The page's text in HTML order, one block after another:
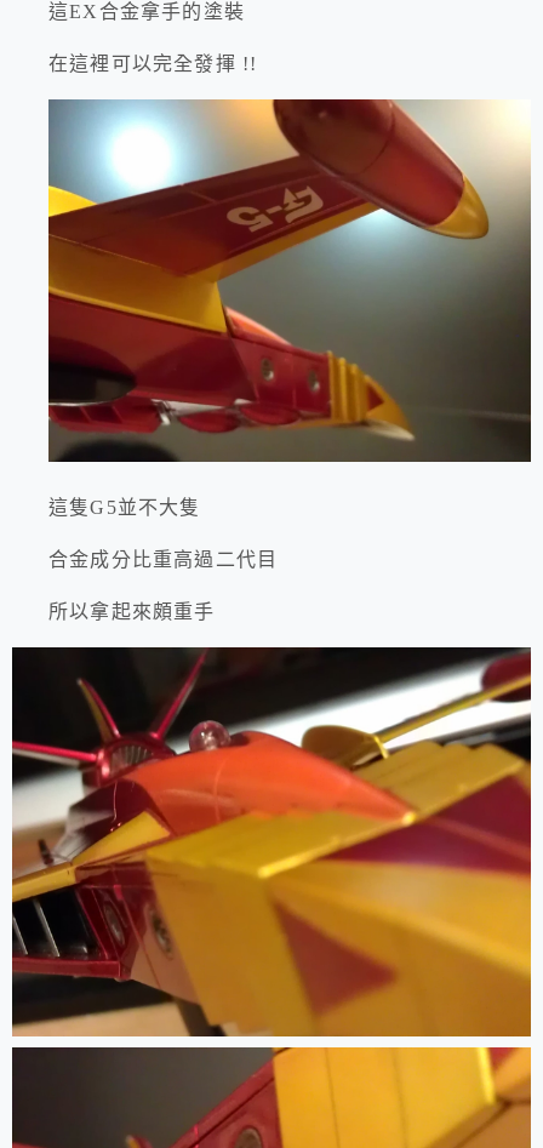
這EX合金拿手的塗裝
在這裡可以完全發揮 !!
這隻G5並不大隻
合金成分比重高過二代目
所以拿起來頗重手